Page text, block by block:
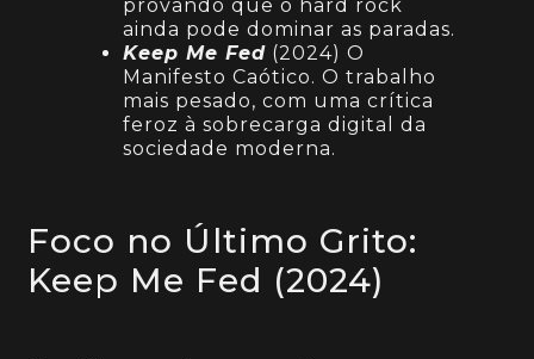
provando que o hard rock
ainda pode dominar as paradas.
Keep Me Fed (2024) O
Manifesto Caótico. O trabalho
mais pesado, com uma crítica
feroz à sobrecarga digital da
sociedade moderna.
Foco no Último Grito:
Keep Me Fed (2024)